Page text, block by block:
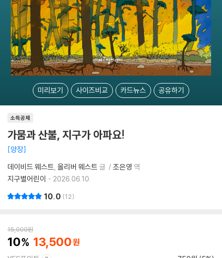
미리보기 사이즈비교 카드뉴스 공유하기
소득공제
가뭄과 산불, 지구가 아파요!
양장
데이비드 웨스트 올리버 웨스트 글 조은영 역
지구별어린이
2026.06.10.
10.0 12
15,000원
10 13,500